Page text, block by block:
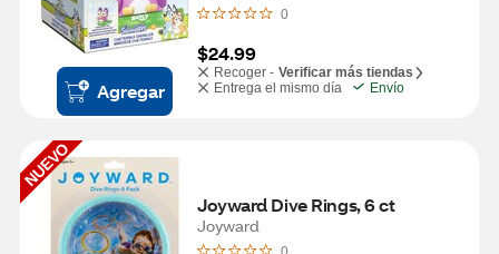
Agregar
0
$24.99
Recoger - Verificar más tiendas
Entrega el mismo día
Envío
NUEVO
Joyward Dive Rings, 6 ct
Joyward